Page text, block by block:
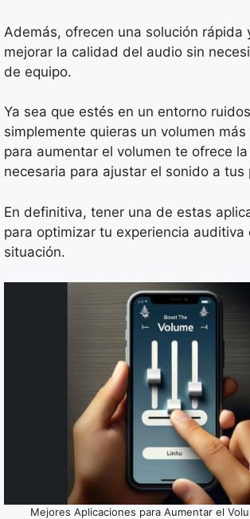
Además, ofrecen una solución rápida
mejorar la calidad del audio sin
de equipo.
Ya sea que estés en un entorno
simplemente quieras un volumen
para aumentar el volumen te ofrece
necesaria para ajustar el sonido a tus
En definitiva, tener una de estas
para optimizar tu experiencia auditiva
situación.
Mejores Aplicaciones para Aumentar el